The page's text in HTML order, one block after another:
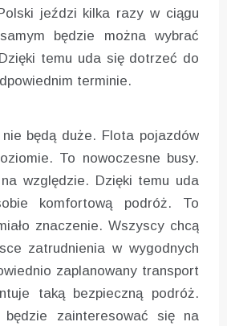
jeździ kilka razy w ciągu
będzie można wybrać
temu uda się dotrzeć do
terminie.
będą duże. Flota pojazdów
To nowoczesne busy.
względzie. Dzięki temu uda
komfortową podróż. To
znaczenie. Wszyscy chcą
zatrudnienia w wygodnych
zaplanowany transport
taką bezpieczną podróż.
będzie zainteresować się na